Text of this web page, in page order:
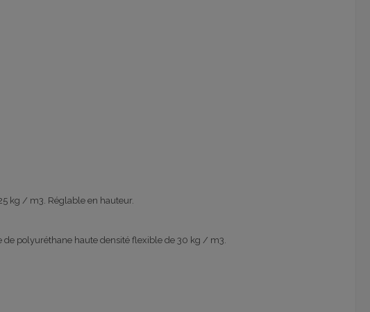
kg / m3. Réglable en hauteur.
polyuréthane haute densité flexible de 30 kg / m3.